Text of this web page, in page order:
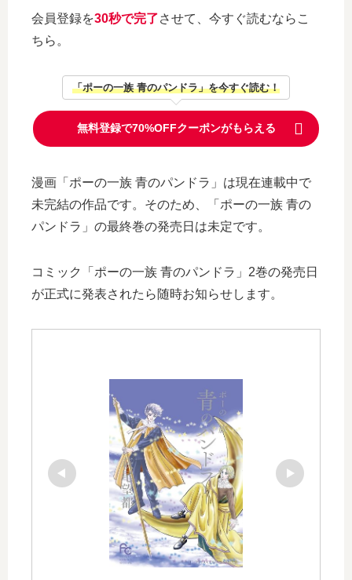
会員登録を30秒で完了させて、今すぐ読むならこ
ちら。
「ポーの一族 青のパンドラ」を今すぐ読む！
無料登録で70%OFFクーポンがもらえる
漫画「ポーの一族 青のパンドラ」は現在連載中で
未完結の作品です。そのため、「ポーの一族 青の
パンドラ」の最終巻の発売日は未定です。
コミック「ポーの一族 青のパンドラ」2巻の発売日
が正式に発表されたら随時お知らせします。